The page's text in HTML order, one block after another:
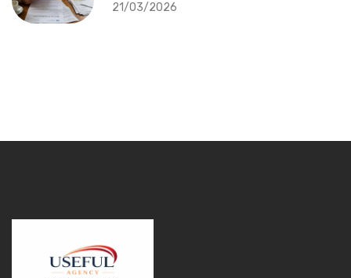
21/03/2026